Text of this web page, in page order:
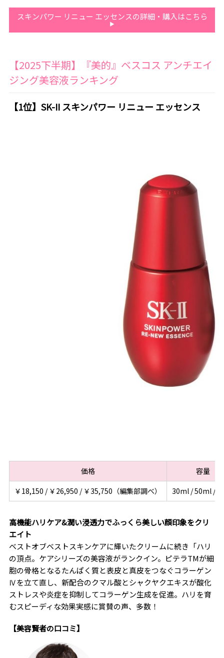
スキンパワー リニュー エッセンスの詳細・購入はこちら
【2025下半期】『美的』ベスコス アンチエイ
ジング美容液ランキング
【1位】SK-II スキンパワー リニュー エッセンス
価格
容量
￥18,150 / ￥26,950 / ￥35,750（編集部調べ）
30ml / 50ml /
高機能ハリケア&潤い浸透力でふっくら美しい顔印象をクリ
エイト
ベストオブベストスキンケアに輝いたクリームに続き「ハリ
の頂点。ケアシリーズの美容液がランクイン。ピテラTMが細
胞の骨格となるたんぱく質と表皮と真皮をつなぐコラーゲン
Ⅳを立て直し、新配合のクマル酸とシャクヤクエキスが酸化
ストレスや炎症を抑制してコラーゲン生成を促進。ハリを育
むスピーディな効果実感に賞賛の声、多数！
【美容賢者の口コミ】